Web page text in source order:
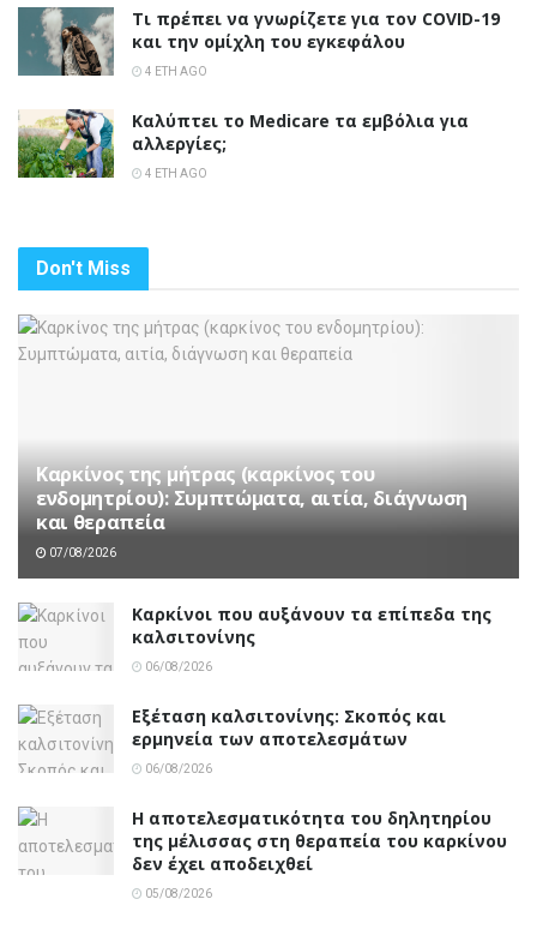
Τι πρέπει να γνωρίζετε για τον COVID-19
και την ομίχλη του εγκεφάλου
4 ΈΤΗ AGO
Καλύπτει το Medicare τα εμβόλια για
αλλεργίες;
4 ΈΤΗ AGO
Don't Miss
Καρκίνος της μήτρας (καρκίνος του
ενδομητρίου): Συμπτώματα, αιτία, διάγνωση
και θεραπεία
07/08/2026
Καρκίνοι που αυξάνουν τα επίπεδα της
καλσιτονίνης
06/08/2026
Εξέταση καλσιτονίνης: Σκοπός και
ερμηνεία των αποτελεσμάτων
06/08/2026
Η αποτελεσματικότητα του δηλητηρίου
της μέλισσας στη θεραπεία του καρκίνου
δεν έχει αποδειχθεί
05/08/2026